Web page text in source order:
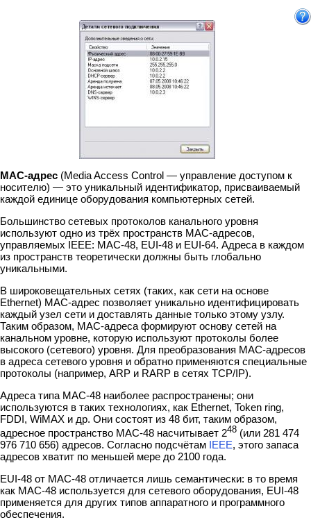
MAC-адрес (Media Access Control — управление доступом к
носителю) — это уникальный идентификатор, присваиваемый
каждой единице оборудования компьютерных сетей.
Большинство сетевых протоколов канального уровня
используют одно из трёх пространств MAC-адресов,
управляемых IEEE: MAC-48, EUI-48 и EUI-64. Адреса в каждом
из пространств теоретически должны быть глобально
уникальными.
В широковещательных сетях (таких, как сети на основе
Ethernet) MAC-адрес позволяет уникально идентифицировать
каждый узел сети и доставлять данные только этому узлу.
Таким образом, MAC-адреса формируют основу сетей на
канальном уровне, которую используют протоколы более
высокого (сетевого) уровня. Для преобразования MAC-адресов
в адреса сетевого уровня и обратно применяются специальные
протоколы (например, ARP и RARP в сетях TCP/IP).
Адреса типа MAC-48 наиболее распространены; они
используются в таких технологиях, как Ethernet, Token ring,
FDDI, WiMAX и др. Они состоят из 48 бит, таким образом,
адресное пространство MAC-48 насчитывает 248 (или 281 474
976 710 656) адресов. Согласно подсчётам IEEE, этого запаса
адресов хватит по меньшей мере до 2100 года.
EUI-48 от MAC-48 отличается лишь семантически: в то время
как MAC-48 используется для сетевого оборудования, EUI-48
применяется для других типов аппаратного и программного
обеспечения.